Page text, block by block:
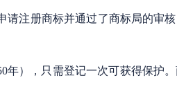
请注册商标并通过了商标局的审
年），只需登记一次可获得保护